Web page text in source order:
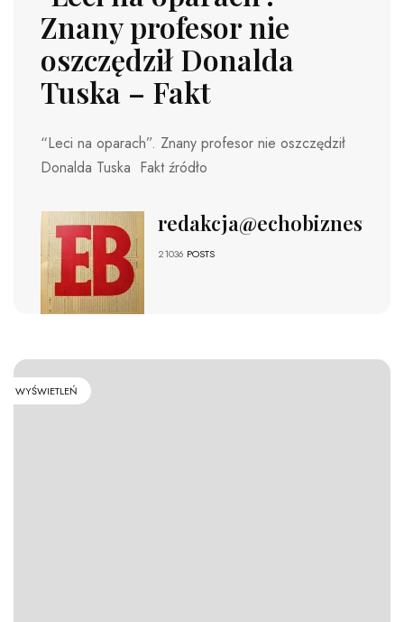
Znany profesor nie
oszczędził Donalda
Tuska – Fakt
“Leci na oparach”. Znany profesor nie oszczędził
Donalda Tuska Fakt źródło
redakcja@echobiznesu.pl
21036 POSTS
WYŚWIETLEŃ